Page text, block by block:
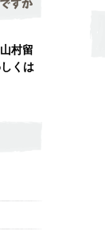
すか
村留
くは